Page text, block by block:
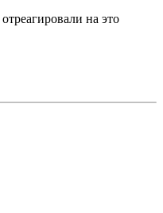
отреагировали на это